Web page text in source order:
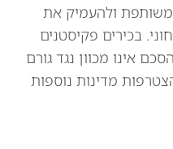
ולהעמיק את
בכירים פקיסטנים
אינו מכוון נגד גורם
מדינות נוספות